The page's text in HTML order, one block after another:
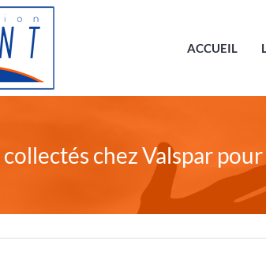
ACCUEIL
chez Valspar